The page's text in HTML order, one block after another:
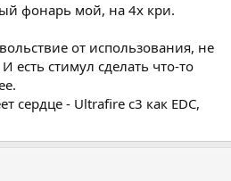
фонарь мой, на 4х кри.
от использования, не
есть стимул сделать что-то
сердце - Ultrafire c3 как EDC,